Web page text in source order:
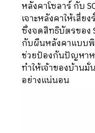
หลังคาโซลาร์ กับ
เจาะหลังคาให้เสี่ย
ซึ่งจดสิทธิบัตรของ
กับผืนหลังคาแบบพิ
ช่วยป้องกันปัญหาห
ทำให้เจ้าของบ้าน
อย่างแน่นอน